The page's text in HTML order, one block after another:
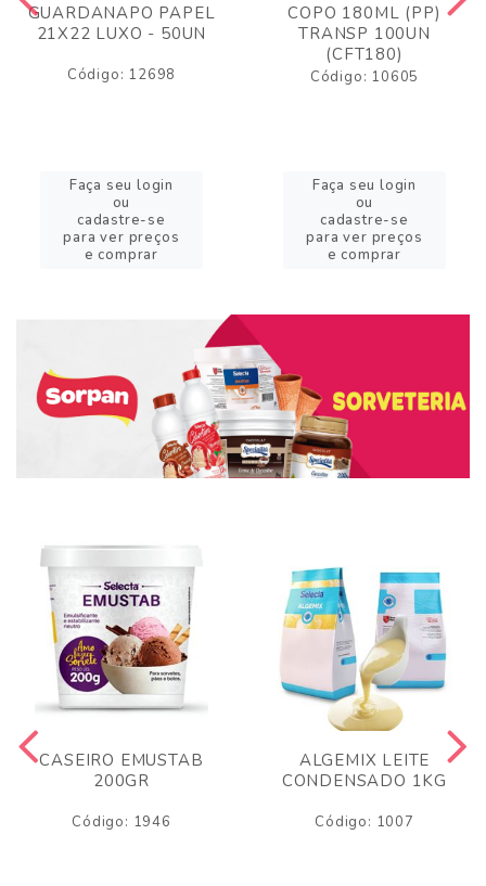
GUARDANAPO PAPEL
21X22 LUXO - 50UN
Código: 12698
Faça seu login
ou
cadastre-se
para ver preços
e comprar
COPO 180ML (PP)
TRANSP 100UN
(CFT180)
Código: 10605
Faça seu login
ou
cadastre-se
para ver preços
e comprar
CASEIRO EMUSTAB
200GR
Código: 1946
ALGEMIX LEITE
CONDENSADO 1KG
Código: 1007